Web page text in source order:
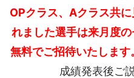
OPクラス、Aクラス共
れました選手は来月度
無料でご招待いたします
成績発表後ご